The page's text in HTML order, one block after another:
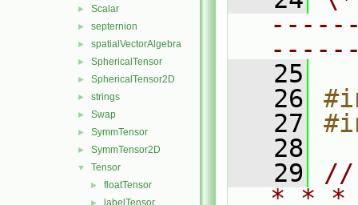
► Scalar
► septernion
► spatialVectorAlgebra
► SphericalTensor
► SphericalTensor2D
► strings
► Swap
► SymmTensor
► SymmTensor2D
▼ Tensor
► floatTensor
labelTensor
   25
   26
   27
   28
   29
//
* * *